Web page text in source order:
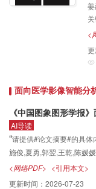
<
更
面向医学影像智能分
《中国图象图形学报
AI导读
“请提供#论文摘要#的具体
施俊,夏勇,郭翌,王乾,陈媛
<网络PDF> <引用本文>
更新时间： 2026-07-23